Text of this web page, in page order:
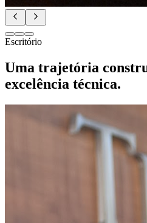
Escritório
Uma trajetória
excelência técnica.